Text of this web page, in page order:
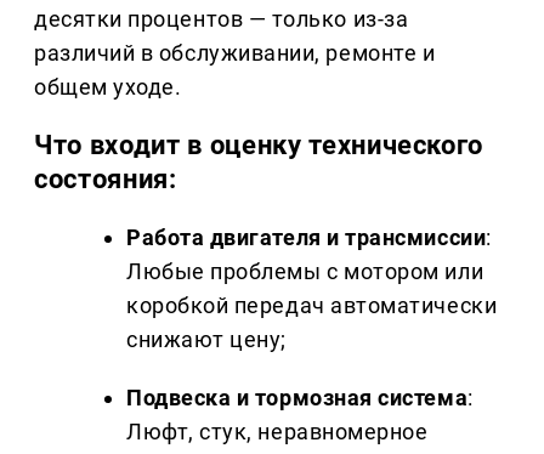
десятки процентов — только из-за
различий в обслуживании, ремонте и
общем уходе.
Что входит в оценку технического
состояния:
Работа двигателя и трансмиссии:
Любые проблемы с мотором или
коробкой передач автоматически
снижают цену;
Подвеска и тормозная система:
Люфт, стук, неравномерное